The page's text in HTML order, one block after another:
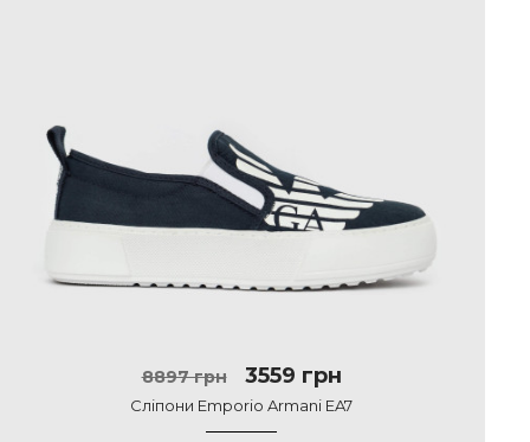
8897 грн 3559 грн
Сліпони Emporio Armani EA7